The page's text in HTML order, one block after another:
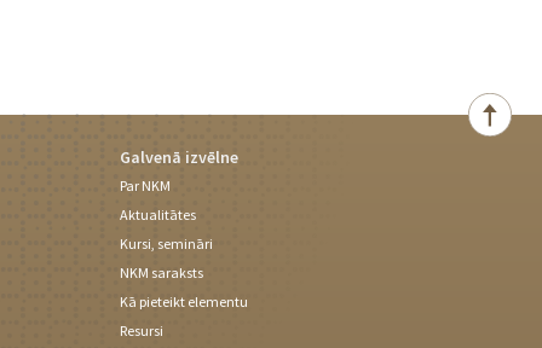
Galvenā izvēlne
Par NKM
Aktualitātes
Kursi, semināri
NKM saraksts
Kā pieteikt elementu
Resursi